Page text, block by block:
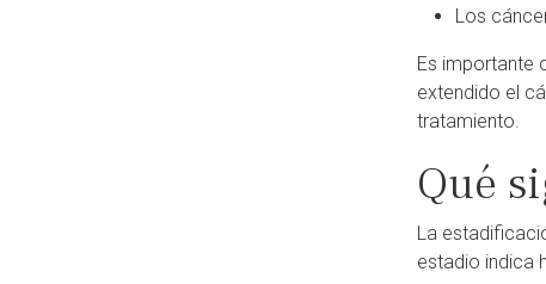
Los
Es importante
extendido el
tratamiento.
Qué
La
estadio indica